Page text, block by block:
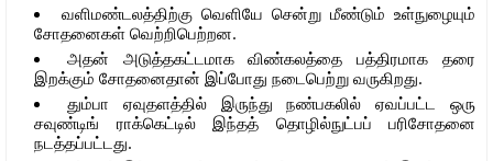
வளிமண்டலத்திற்கு வெளியே சென்று மீண்டும் உள்நுழையும்
சோதனைகள் வெற்றிபெற்றன.
அதன் அடுத்தகட்டமாக விண்கலத்தை பத்திரமாக தரை
இறக்கும் சோதனைதான் இப்போது நடைபெற்று வருகிறது.
தும்பா ஏவுதளத்தில் இருந்து நண்பகலில் ஏவப்பட்ட ஒரு
சவுண்டிங் ராக்கெட்டில் இந்தத் தொழில்நுட்பப் பரிசோதனை
நடத்தப்பட்டது.